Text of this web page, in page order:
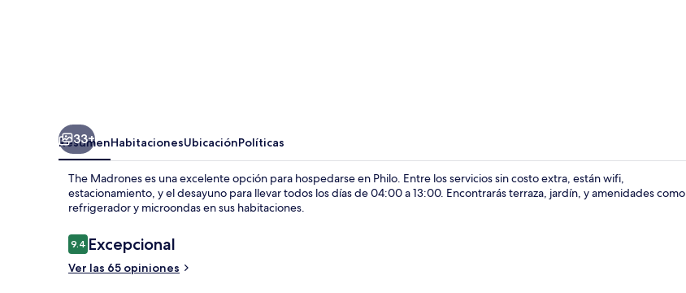
33+
ResumenHabitacionesUbicaciónPolíticas
The Madrones es una excelente opción para hospedarse en Philo. Entre los servicios sin costo extra, están wifi,
estacionamiento, y el desayuno para llevar todos los días de 04:00 a 13:00. Encontrarás terraza, jardín, y amenidades como
refrigerador y microondas en sus habitaciones.
Opiniones
9.49.4 de 10,
Excepcional
Ver las 65 opiniones